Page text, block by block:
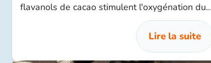
flavanols de cacao stimulent l'oxygénation du
cerveau et la cognition chez les adultes. Quant
aux fruits secs, ils sont bons pour notre santé
et poussent à consommer de meilleurs
Lire la suite